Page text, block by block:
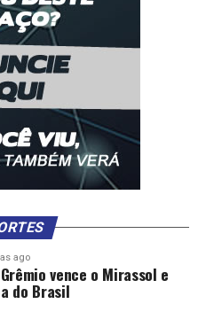
ago
vence o Mirassol e
do Brasil